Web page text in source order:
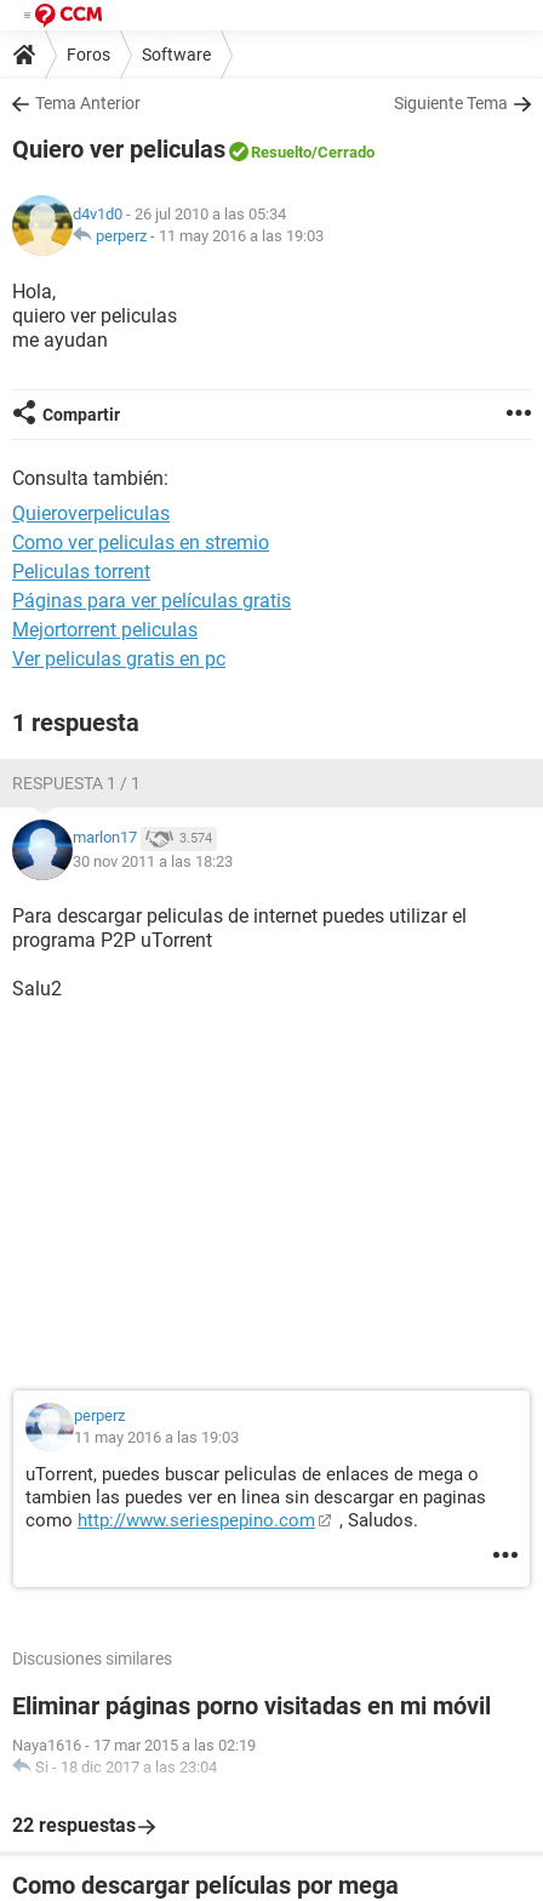
Foros Software
Tema Anterior Siguiente Tema
Quiero ver peliculas Resuelto/Cerrado
d4v1d0 - 26 jul 2010 a las 05:34
perperz - 11 may 2016 a las 19:03
Hola,
quiero ver peliculas
me ayudan
Compartir
Consulta también:
Quieroverpeliculas
Como ver peliculas en stremio
Peliculas torrent
Páginas para ver películas gratis
Mejortorrent peliculas
Ver peliculas gratis en pc
1 respuesta
RESPUESTA 1 / 1
marlon17 3.574
30 nov 2011 a las 18:23
Para descargar peliculas de internet puedes utilizar el
programa P2P uTorrent
Salu2
perperz
11 may 2016 a las 19:03
uTorrent, puedes buscar peliculas de enlaces de mega o
tambien las puedes ver en linea sin descargar en paginas
como http://www.seriespepino.com , Saludos.
Discusiones similares
Eliminar páginas porno visitadas en mi móvil
Naya1616 - 17 mar 2015 a las 02:19
Si - 18 dic 2017 a las 23:04
22 respuestas
Como descargar películas por mega